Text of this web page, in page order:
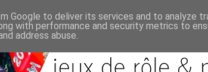
Google to deliver its services and to analyze
with performance and security metrics to
address abuse.